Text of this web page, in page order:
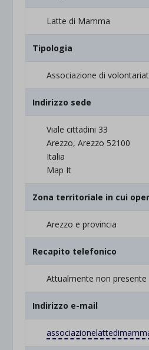
Latte di Mamma
Tipologia
Associazione di
Indirizzo sede
Viale cittadini 33
Arezzo, Arezzo 52100
Italia
Map It
Zona territoriale in cui
Arezzo e provincia
Recapito telefonico
Attualmente non presente
Indirizzo e-mail